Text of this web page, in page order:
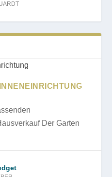
Der Garten